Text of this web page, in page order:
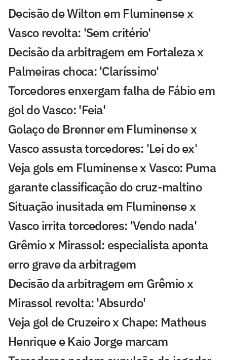
Decisão de Wilton em Fluminense x
Vasco revolta: 'Sem critério'
Decisão da arbitragem em Fortaleza x
Palmeiras choca: 'Claríssimo'
Torcedores enxergam falha de Fábio em
gol do Vasco: 'Feia'
Golaço de Brenner em Fluminense x
Vasco assusta torcedores: 'Lei do ex'
Veja gols em Fluminense x Vasco: Puma
garante classificação do cruz-maltino
Situação inusitada em Fluminense x
Vasco irrita torcedores: 'Vendo nada'
Grêmio x Mirassol: especialista aponta
erro grave da arbitragem
Decisão da arbitragem em Grêmio x
Mirassol revolta: 'Absurdo'
Veja gol de Cruzeiro x Chape: Matheus
Henrique e Kaio Jorge marcam